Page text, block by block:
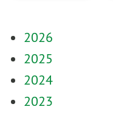
2026
2025
2024
2023